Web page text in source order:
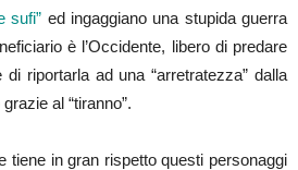
sufi” ed ingaggiano una stupida guerra
è l’Occidente, libero di predare
riportarla ad una “arretratezza” dalla
al “tiranno”.
tiene in gran rispetto questi personaggi